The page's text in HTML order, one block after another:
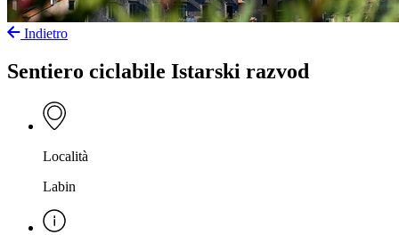
Indietro
Sentiero ciclabile Istarski razvod
Località
Labin